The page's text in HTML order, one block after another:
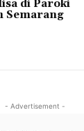
di Paroki
Semarang
- Advertisement -